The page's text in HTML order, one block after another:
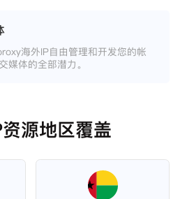
海外IP自由管理和开发您的帐
媒体的全部潜力。
源地区覆盖